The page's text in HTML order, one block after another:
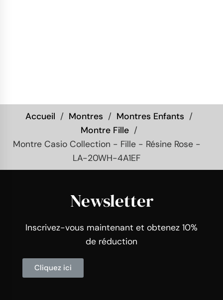
Accueil Montres
Montres Enfants
Montre Fille
Montre Casio Collection - Fille - Résine Rose -
LA-20WH-4A1EF
Newsletter
Inscrivez-vous maintenant et obtenez 10%
de réduction
Cliquez ici